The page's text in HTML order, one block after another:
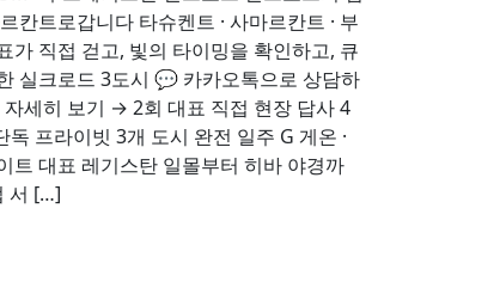
칸트로갑니다 타슈켄트 · 사마르칸트 · 부
가 직접 걷고, 빛의 타이밍을 확인하고, 큐
실크로드 3도시 💬 카카오톡으로 상담하
자세히 보기 → 2회 대표 직접 현장 답사 4
독 프라이빗 3개 도시 완전 일주 G 게온 ·
트 대표 레기스탄 일몰부터 히바 야경까
서 […]